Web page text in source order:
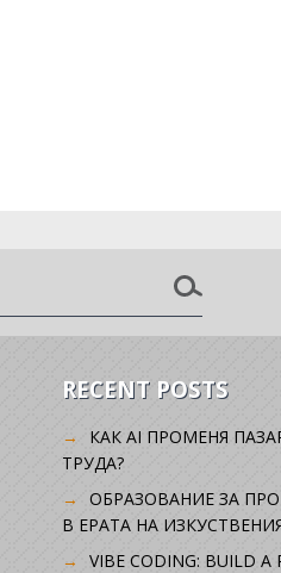
RECENT POSTS
КАК AI ПРОМЕНЯ
ТРУДА?
ОБРАЗОВАНИЕ ЗА
В ЕРАТА НА
VIBE CODING: BUILD A